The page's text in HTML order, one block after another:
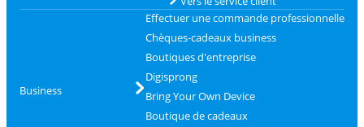
Business
Effectuer une commande professionnelle
Chèques-cadeaux business
Boutiques d'entreprise
Digisprong
Bring Your Own Device
Boutique de cadeaux